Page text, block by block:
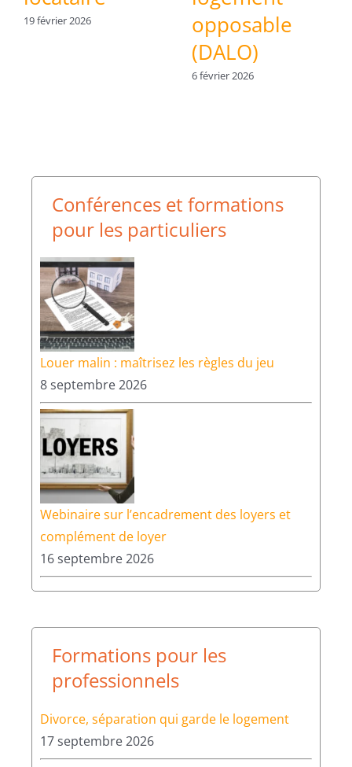
19 février 2026
opposable
(DALO)
6 février 2026
Conférences et formations
pour les particuliers
Louer malin : maîtrisez les règles du jeu
8 septembre 2026
Webinaire sur l’encadrement des loyers et
complément de loyer
16 septembre 2026
Formations pour les
professionnels
Divorce, séparation qui garde le logement
17 septembre 2026